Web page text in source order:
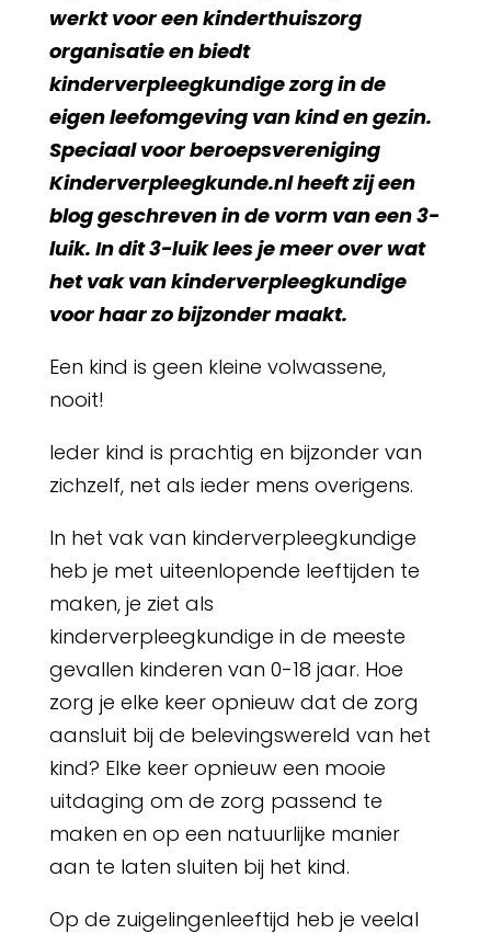
werkt voor een kinderthuiszorg
organisatie en biedt
kinderverpleegkundige zorg in de
eigen leefomgeving van kind en gezin.
Speciaal voor beroepsvereniging
Kinderverpleegkunde.nl heeft zij een
blog geschreven in de vorm van een 3-
luik. In dit 3-luik lees je meer over wat
het vak van kinderverpleegkundige
voor haar zo bijzonder maakt.
Een kind is geen kleine volwassene,
nooit!
Ieder kind is prachtig en bijzonder van
zichzelf, net als ieder mens overigens.
In het vak van kinderverpleegkundige
heb je met uiteenlopende leeftijden te
maken, je ziet als
kinderverpleegkundige in de meeste
gevallen kinderen van 0-18 jaar. Hoe
zorg je elke keer opnieuw dat de zorg
aansluit bij de belevingswereld van het
kind? Elke keer opnieuw een mooie
uitdaging om de zorg passend te
maken en op een natuurlijke manier
aan te laten sluiten bij het kind.
Op de zuigelingenleeftijd heb je veelal